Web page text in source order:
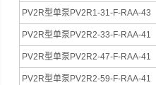
PV2R型单泵PV2R1-31-F-RAA-43
PV2R型单泵PV2R2-33-F-RAA-41
PV2R型单泵PV2R2-47-F-RAA-41
PV2R型单泵PV2R2-59-F-RAA-41